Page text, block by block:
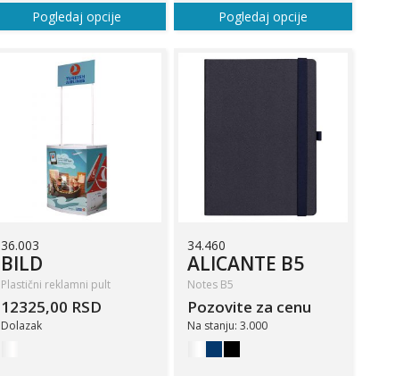
Pogledaj opcije Pogledaj opcije
36.003
BILD
Plastični reklamni pult
12325,00 RSD
Dolazak
34.460
ALICANTE B5
Notes B5
Pozovite za cenu
Na stanju: 3.000